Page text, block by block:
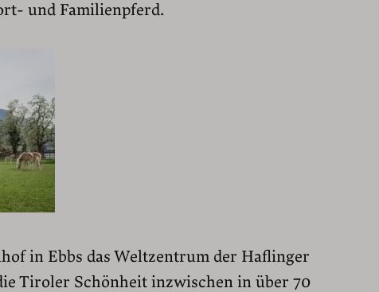
und Familienpferd.
in Ebbs das Weltzentrum der Haflinger
Tiroler Schönheit inzwischen in über 70